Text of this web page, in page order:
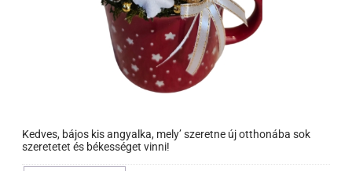
Kedves, bájos kis angyalka, mely’ szeretne új otthonába sok
szeretetet és békességet vinni!